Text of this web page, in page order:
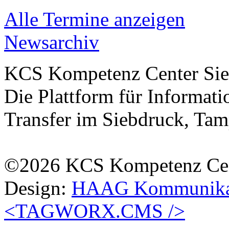
Alle Termine anzeigen
Newsarchiv
KCS Kompetenz Center
Die Plattform für
Transfer im Siebdruck,
©2026 KCS Kompetenz
Design: HAAG
<TAGWORX.CMS />